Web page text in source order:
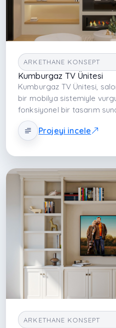
ARKETHANE KONSEPT
Kumburgaz TV Ünitesi
Kumburgaz TV Ünitesi,
bir mobilya sistemiyle
fonksiyonel bir tasarım
dengeli panel çözümleri ve
alanları salonu ferah ve
alan sunan ünite, salonun
dengeli ve modern bir
Projeyi incele
ARKETHANE KONSEPT